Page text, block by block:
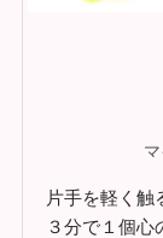
片手を軽く触
３分で１個心